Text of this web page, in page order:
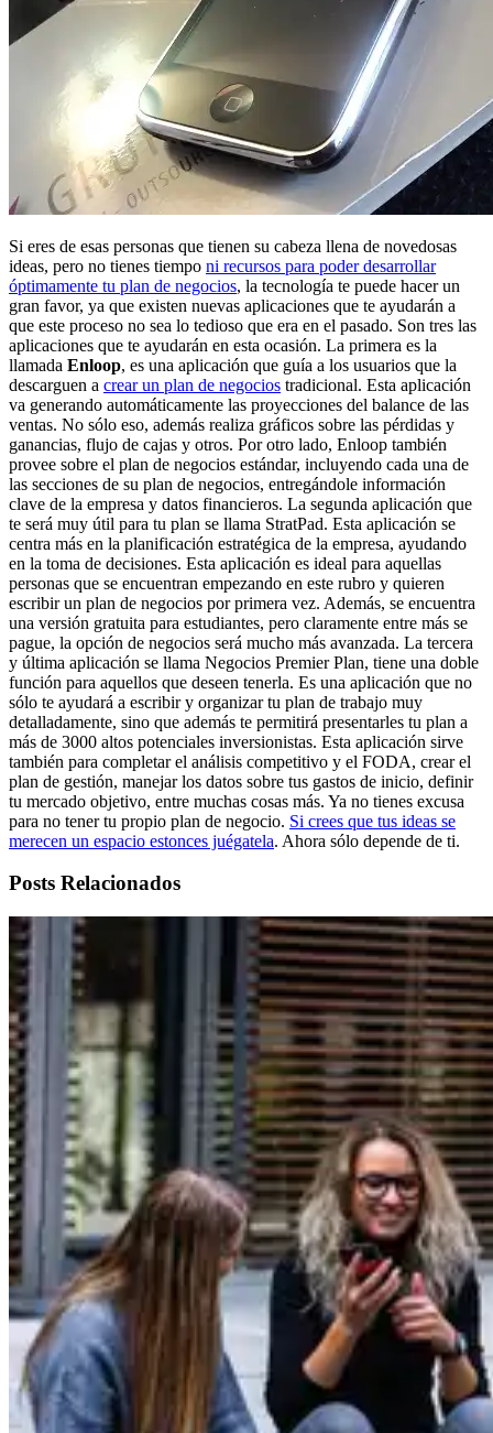
Si eres de esas personas que tienen su cabeza llena de novedosas
ideas, pero no tienes tiempo ni recursos para poder desarrollar
óptimamente tu plan de negocios, la tecnología te puede hacer un
gran favor, ya que existen nuevas aplicaciones que te ayudarán a
que este proceso no sea lo tedioso que era en el pasado. Son tres las
aplicaciones que te ayudarán en esta ocasión. La primera es la
llamada Enloop, es una aplicación que guía a los usuarios que la
descarguen a crear un plan de negocios tradicional. Esta aplicación
va generando automáticamente las proyecciones del balance de las
ventas. No sólo eso, además realiza gráficos sobre las pérdidas y
ganancias, flujo de cajas y otros. Por otro lado, Enloop también
provee sobre el plan de negocios estándar, incluyendo cada una de
las secciones de su plan de negocios, entregándole información
clave de la empresa y datos financieros. La segunda aplicación que
te será muy útil para tu plan se llama StratPad. Esta aplicación se
centra más en la planificación estratégica de la empresa, ayudando
en la toma de decisiones. Esta aplicación es ideal para aquellas
personas que se encuentran empezando en este rubro y quieren
escribir un plan de negocios por primera vez. Además, se encuentra
una versión gratuita para estudiantes, pero claramente entre más se
pague, la opción de negocios será mucho más avanzada. La tercera
y última aplicación se llama Negocios Premier Plan, tiene una doble
función para aquellos que deseen tenerla. Es una aplicación que no
sólo te ayudará a escribir y organizar tu plan de trabajo muy
detalladamente, sino que además te permitirá presentarles tu plan a
más de 3000 altos potenciales inversionistas. Esta aplicación sirve
también para completar el análisis competitivo y el FODA, crear el
plan de gestión, manejar los datos sobre tus gastos de inicio, definir
tu mercado objetivo, entre muchas cosas más. Ya no tienes excusa
para no tener tu propio plan de negocio. Si crees que tus ideas se
merecen un espacio estonces juégatela. Ahora sólo depende de ti.
Posts Relacionados